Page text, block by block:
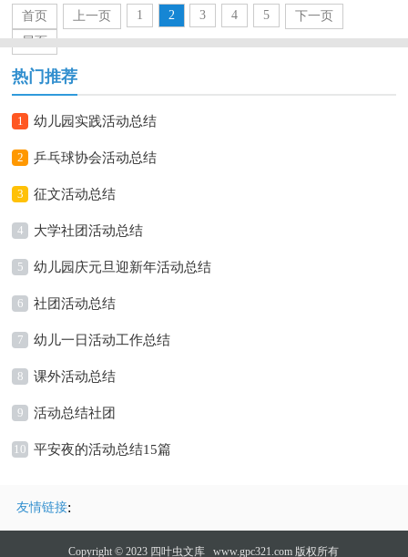
首页
上一页 1 2 3 4 5
下一页
尾页
热门推荐
1 幼儿园实践活动总结
2 乒乓球协会活动总结
3 征文活动总结
4 大学社团活动总结
5 幼儿园庆元旦迎新年活动总结
6 社团活动总结
7 幼儿一日活动工作总结
8 课外活动总结
9 活动总结社团
10 平安夜的活动总结15篇
友情链接:
Copyright © 2023 四叶虫文库 www.gpc321.com 版权所有